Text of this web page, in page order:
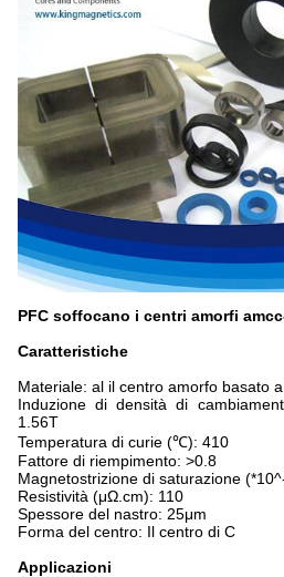
PFC soffocano i centri amorfi
Caratteristiche
Materiale: al il centro amorfo basato
Induzione di densità di
1.56T
Temperatura di curie (℃): 410
Fattore di riempimento: >0.8
Magnetostrizione di saturazione
Resistività (μΩ.cm): 110
Spessore del nastro: 25μm
Forma del centro: Il centro di C
Applicazioni